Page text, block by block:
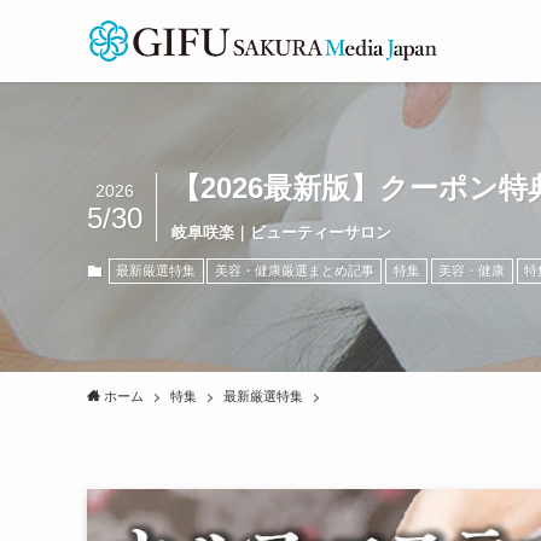
【2026最新版】クーポン
岐阜咲楽｜ビューティーサロン
2026
5/30
最新厳選特集 美容・健康厳選まとめ記事 特集 美容・健康 特
ホーム 特集 最新厳選特集